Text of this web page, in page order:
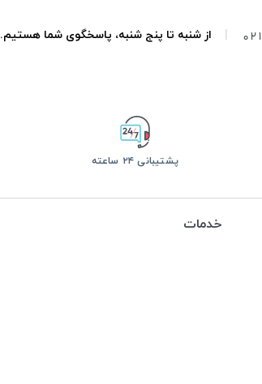
از شنبه تا پنج شنبه، پاسخگوی شما هستیم.
پشتیبانی ۲۴ ساعته
خدمات